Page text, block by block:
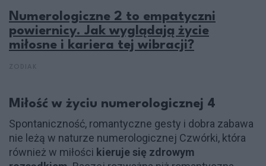
Numerologiczne 2 to empatyczni
powiernicy. Jak wyglądają życie
miłosne i kariera tej wibracji?
Miłość w życiu numerologicznej 4
Spontaniczność, romantyczne gesty i dobra zabawa
nie leżą w naturze numerologicznej Czwórki, która
również w miłości kieruje się zdrowym